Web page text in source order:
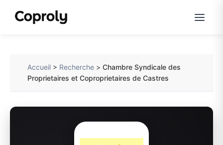
Accueil > Recherche >Chambre Syndicale des
Proprietaires et Coproprietaires de Castres